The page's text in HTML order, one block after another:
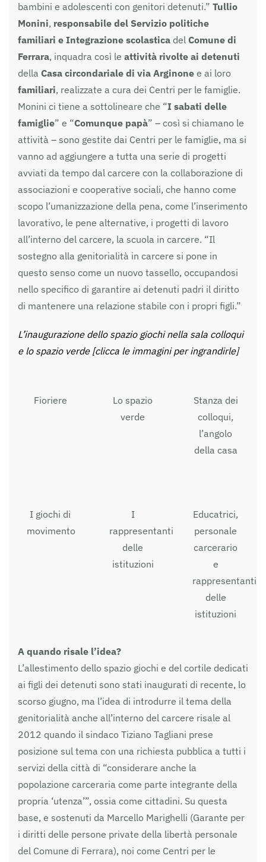
bambini e adolescenti con genitori detenuti.” Tullio
Monini, responsabile del Servizio politiche
familiari e Integrazione scolastica del Comune di
Ferrara, inquadra così le attività rivolte ai detenuti
della Casa circondariale di via Arginone e ai loro
familiari, realizzate a cura dei Centri per le famiglie.
Monini ci tiene a sottolineare che “I sabati delle
famiglie” e “Comunque papà” – così si chiamano le
attività – sono gestite dai Centri per le famiglie, ma si
vanno ad aggiungere a tutta una serie di progetti
avviati da tempo dal carcere con la collaborazione di
associazioni e cooperative sociali, che hanno come
scopo l’umanizzazione della pena, come l’inserimento
lavorativo, le pene alternative, i progetti di lavoro
all’interno del carcere, la scuola in carcere. “Il
sostegno alla genitorialità in carcere si pone in
questo senso come un nuovo tassello, occupandosi
nello specifico di garantire ai detenuti padri il diritto
di mantenere una relazione stabile con i propri figli.”
L’inaugurazione dello spazio giochi nella sala colloqui
e lo spazio verde [clicca le immagini per ingrandirle]
Fioriere
Lo spazio
verde
Stanza dei
colloqui,
l’angolo
della casa
I giochi di
movimento
I
rappresentanti
delle
istituzioni
Educatrici,
personale
carcerario
e
rappresentanti
delle
istituzioni
A quando risale l’idea?
L’allestimento dello spazio giochi e del cortile dedicati
ai figli dei detenuti sono stati inaugurati di recente, lo
scorso giugno, ma l’idea di introdurre il tema della
genitorialità anche all’interno del carcere risale al
2012 quando il sindaco Tiziano Tagliani prese
posizione sul tema con una richiesta pubblica a tutti i
servizi della città di “considerare anche la
popolazione carceraria come parte integrante della
propria ‘utenza’”, ossia come cittadini. Su questa
base, e sostenuti da Marcello Marighelli (Garante per
i diritti delle persone private della libertà personale
del Comune di Ferrara), noi come Centri per le